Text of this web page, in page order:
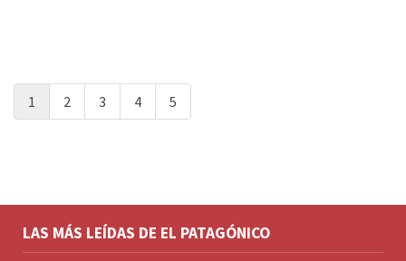
1 2 3 4 5
LAS MÁS LEÍDAS DE EL PATAGÓNICO